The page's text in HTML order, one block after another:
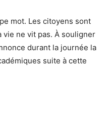
mot. Les citoyens sont
vie ne vit pas. À souligner
durant la journée la
suite à cette